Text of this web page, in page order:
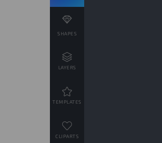
SHAPES
LAYERS
TEMPLATES
CLIPARTS